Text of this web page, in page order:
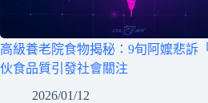
高級養老院食物揭秘：9旬阿嬤悲訴
伙食品質引發社會關注
2026/01/12